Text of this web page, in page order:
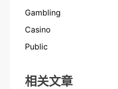
Gambling
Casino
Public
相关文章